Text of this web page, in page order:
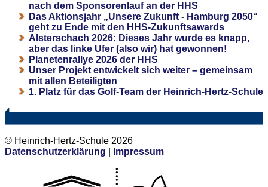
nach dem Sponsorenlauf an der HHS
Das Aktionsjahr „Unsere Zukunft - Hamburg 2050“
geht zu Ende mit den HHS-Zukunftsawards
Alsterschach 2026: Dieses Jahr wurde es knapp,
aber das linke Ufer (also wir) hat gewonnen!
Planetenrallye 2026 der HHS
Unser Projekt entwickelt sich weiter – gemeinsam
mit allen Beteiligten
1. Platz für das Golf-Team der Heinrich-Hertz-Schule
© Heinrich-Hertz-Schule 2026
Datenschutzerklärung
Impressum